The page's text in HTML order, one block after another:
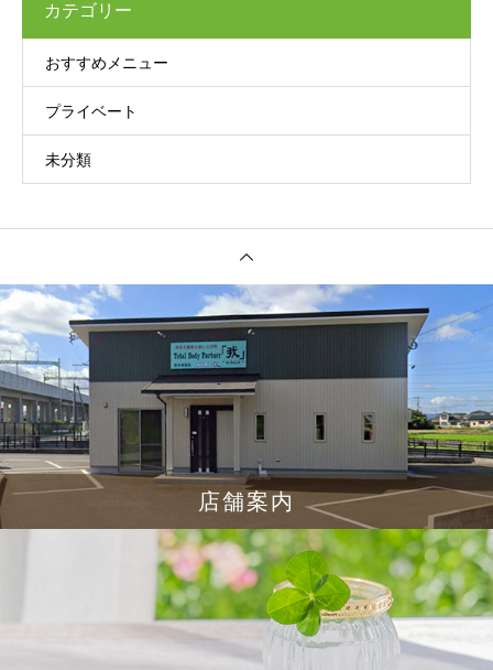
カテゴリー
おすすめメニュー
プライベート
未分類
店舗案内